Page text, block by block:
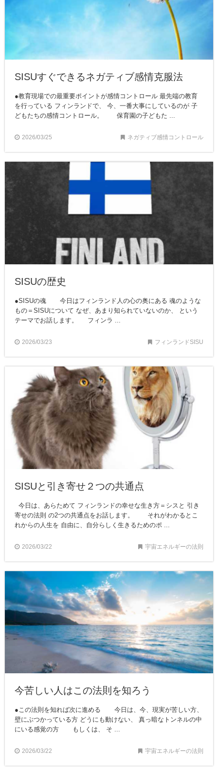
SISUすぐできるネガティブ感情克服法
●教育現場での最重要ポイントが感情コントロール 最先端の教育
を行っている フィンランドで、 今、一番大事にしているのが 子
どもたちの感情コントロール。 保育園の子どもた ...
2026/03/25 ネガティブ感情コントロール
SISUの歴史
●SISUの魂 今日はフィンランド人の心の奥にある 魂のような
もの＝SISUについて なぜ、あまり知られていないのか、 という
テーマでお話します。 フィンラ ...
2026/03/23 フィンランドSISU
SISUと引き寄せ２つの共通点
今日は、あらためて フィンランドの幸せな生き方＝シスと 引き
寄せの法則 の2つの共通点をお話します。 それがわかるとこ
れからの人生を 自由に、自分らしく生きるためのポ ...
2026/03/22 宇宙エネルギーの法則
今苦しい人はこの法則を知ろう
●この法則を知れば次に進める 今日は、今、現実が苦しい方、
壁にぶつかっている方 どうにも動けない、 真っ暗なトンネルの中
にいる感覚の方 もしくは、 そ ...
2026/03/22 宇宙エネルギーの法則